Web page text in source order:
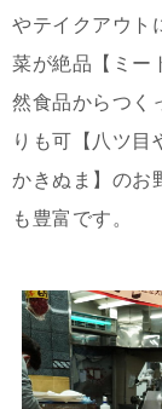
やテイクアウト
菜が絶品【ミー
然食品からつく
りも可【八ツ
かきぬま】のお
も豊富です。